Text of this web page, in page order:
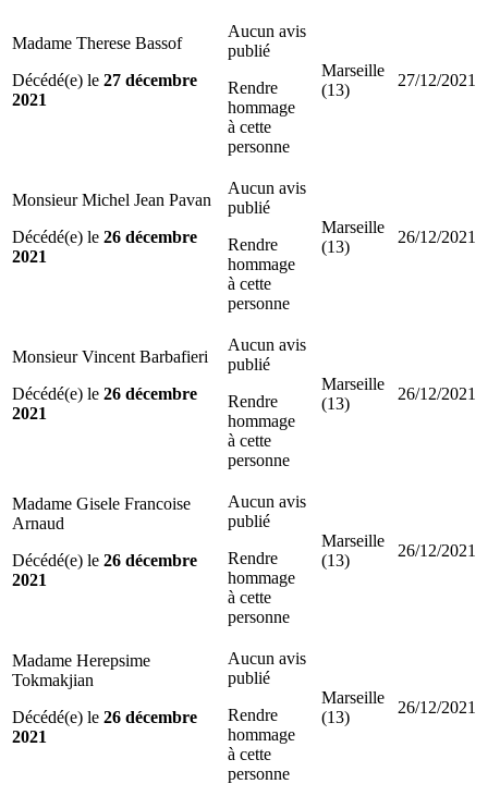
Madame Therese Bassof
Décédé(e) le 27 décembre
2021
Aucun avis
publié
Rendre
hommage
à cette
personne
Marseille
(13)
27/12/2021
Monsieur Michel Jean Pavan
Décédé(e) le 26 décembre
2021
Aucun avis
publié
Rendre
hommage
à cette
personne
Marseille
(13)
26/12/2021
Monsieur Vincent Barbafieri
Décédé(e) le 26 décembre
2021
Aucun avis
publié
Rendre
hommage
à cette
personne
Marseille
(13)
26/12/2021
Madame Gisele Francoise
Arnaud
Décédé(e) le 26 décembre
2021
Aucun avis
publié
Rendre
hommage
à cette
personne
Marseille
(13)
26/12/2021
Madame Herepsime
Tokmakjian
Décédé(e) le 26 décembre
2021
Aucun avis
publié
Rendre
hommage
à cette
personne
Marseille
(13)
26/12/2021